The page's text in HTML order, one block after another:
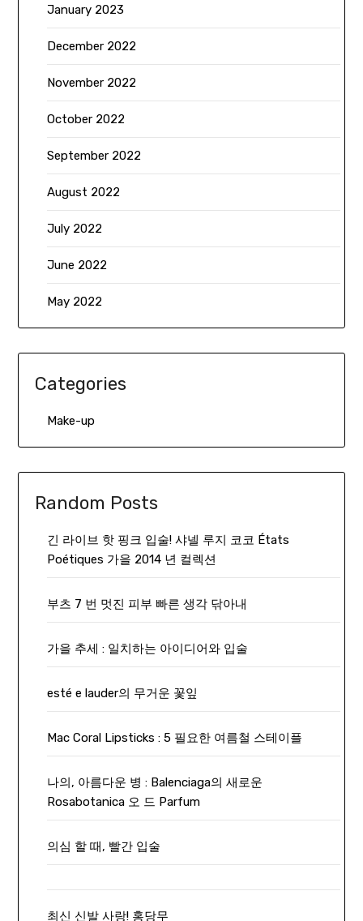
January 2023
December 2022
November 2022
October 2022
September 2022
August 2022
July 2022
June 2022
May 2022
Categories
Make-up
Random Posts
긴 라이브 핫 핑크 입술! 샤넬 루지 코코 États
Poétiques 가을 2014 년 컬렉션
부츠 7 번 멋진 피부 빠른 생각 닦아내
가을 추세 : 일치하는 아이디어와 입술
esté e lauder의 무거운 꽃잎
Mac Coral Lipsticks : 5 필요한 여름철 스테이플
나의, 아름다운 병 : Balenciaga의 새로운
Rosabotanica 오 드 Parfum
의심 할 때, 빨간 입술
최신 신발 사랑! 홍당무